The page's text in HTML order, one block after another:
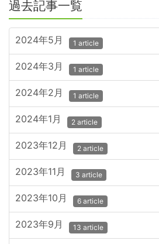
過去記事一覧
2024年5月 1 article
2024年3月 1 article
2024年2月 1 article
2024年1月 2 article
2023年12月 2 article
2023年11月 3 article
2023年10月 6 article
2023年9月 13 article